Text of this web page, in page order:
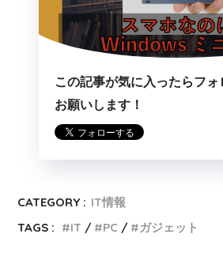
この記事が気に入ったらフォ
お願いします！
CATEGORY : IT情報
TAGS :
IT PC ガジェット